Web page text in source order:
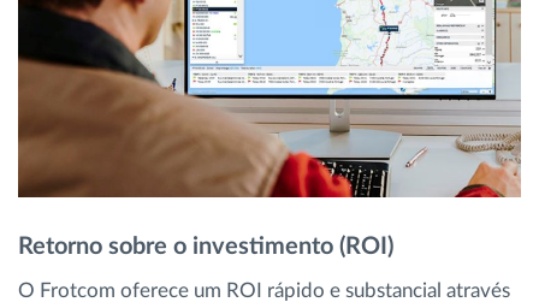
Retorno sobre o investimento (ROI)
O Frotcom oferece um ROI rápido e substancial através